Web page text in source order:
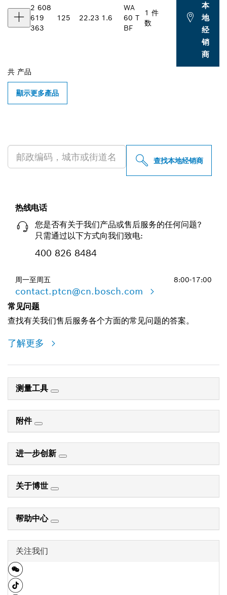
2 608
619
363
125 22.23 1.6
WA
60 T
BF
1 件
数
本
地
经
销
商
共 产品
顯示更多產品
查找本地经销商
热线电话
您是否有关于我们产品或售后服务的任何问题?
只需通过以下方式向我们致电:
400 826 8484
周一至周五 8:00-17:00
contact.ptcn@cn.bosch.com
常见问题
查找有关我们售后服务各个方面的常见问题的答案。
了解更多
测量工具
附件
进一步创新
关于博世
帮助中心
关注我们